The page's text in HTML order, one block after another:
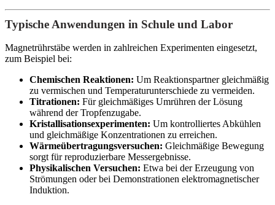
Typische Anwendungen in Schule und Labor
Magnetrührstäbe werden in zahlreichen Experimenten eingesetzt,
zum Beispiel bei:
Chemischen Reaktionen: Um Reaktionspartner gleichmäßig
zu vermischen und Temperaturunterschiede zu vermeiden.
Titrationen: Für gleichmäßiges Umrühren der Lösung
während der Tropfenzugabe.
Kristallisationsexperimenten: Um kontrolliertes Abkühlen
und gleichmäßige Konzentrationen zu erreichen.
Wärmeübertragungsversuchen: Gleichmäßige Bewegung
sorgt für reproduzierbare Messergebnisse.
Physikalischen Versuchen: Etwa bei der Erzeugung von
Strömungen oder bei Demonstrationen elektromagnetischer
Induktion.